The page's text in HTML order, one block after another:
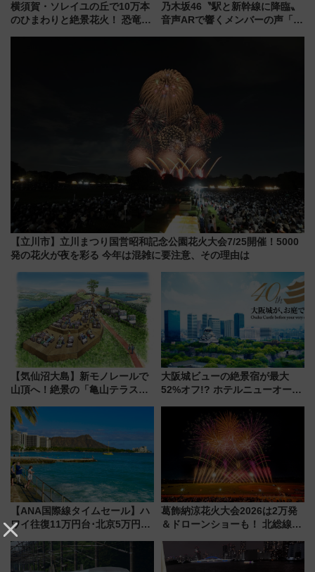
横須賀・ソレイユの丘で10万本
のひまわりと絶景花火！ 恐竜や
乃木坂46〝駅と新幹線に降臨〟
音声ARで響くメンバーの声「真
【立川市】立川まつり国営昭和記念公園花火大会7/25開催！5000
発の花火が夜を彩る 今年は混雑に要注意、その理由は
【気仙沼大島】新モノレールで
山頂へ！絶景の「亀山テラス
暇村のお得な日帰りプランも登
場
大阪城ビューの絶景宿が最大
52%オフ!? ホテルニューオータ
ール」で秋の関西旅を豪華にす
る方法（8月20日まで！）
【ANA国際線タイムセール】ハ
ワイ往復11万円台･北京5万円台
～、憧れのビジネスクラスも！
来春のGW旅行まで狙える激ア
ツ路線まとめ（8/10まで）
葛飾納涼花火大会2026は2万発
＆ドローンショーも！ 北総線を
車、観覧スポット情報と周辺観
光まとめ（7/28開催）